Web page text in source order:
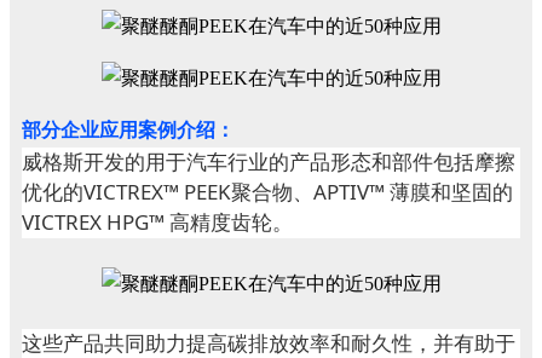
部分企业应用案例介绍：
威格斯开发的用于汽车行业的产品形态和部件包括摩擦
优化的VICTREX™ PEEK聚合物、APTIV™ 薄膜和坚固的
VICTREX HPG™ 高精度齿轮。
这些产品共同助力提高碳排放效率和耐久性，并有助于